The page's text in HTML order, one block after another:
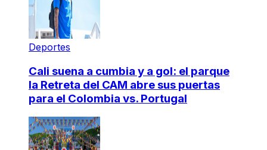
Deportes
Cali suena a cumbia y a gol: el parque
la Retreta del CAM abre sus puertas
para el Colombia vs. Portugal